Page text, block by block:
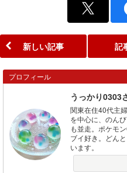
新しい記事 記
プロフィール
うっかり0303
関東在住40代主
を中心に、のん
も並走。ポケモ
ブイ好き。どん
います。